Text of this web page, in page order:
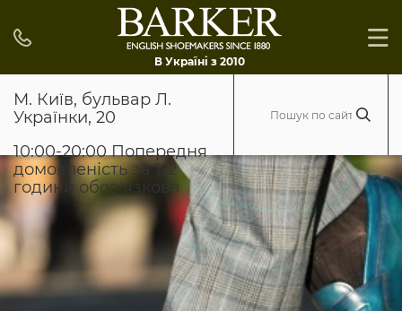
В Україні з 2010
М. Київ, бульвар Л.
Українки, 20
10:00-20:00 Попередня
домовленість за 1-2
години обов'язкова